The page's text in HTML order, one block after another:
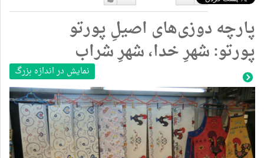
دوست
دارم
دوست
نداشتن
پارچه دوزی‌های اصیلِ پورتو
پورتو: شهرِ خدا، شهرِ شراب
نمایش در اندازه بزرگ